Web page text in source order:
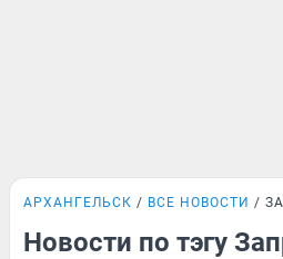
АРХАНГЕЛЬСК ВСЕ НОВОСТИ
Новости по тэгу